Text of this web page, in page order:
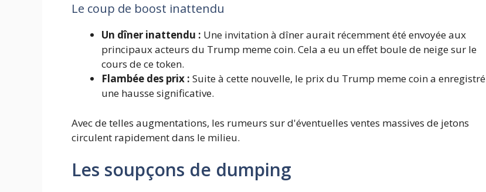
Le coup de boost inattendu
Un dîner inattendu : Une invitation à dîner aurait récemment été envoyée aux
principaux acteurs du Trump meme coin. Cela a eu un effet boule de neige sur le
cours de ce token.
Flambée des prix : Suite à cette nouvelle, le prix du Trump meme coin a enregistré
une hausse significative.
Avec de telles augmentations, les rumeurs sur d'éventuelles ventes massives de jetons
circulent rapidement dans le milieu.
Les soupçons de dumping